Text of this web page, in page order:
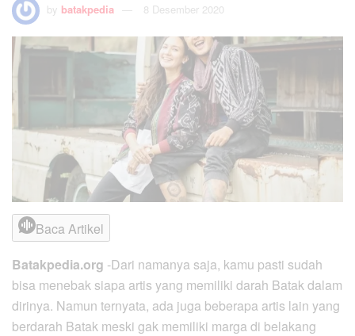
by batakpedia 8 Desember 2020
Baca Artikel
Batakpedia.org -Dari namanya saja, kamu pasti sudah
bisa menebak siapa artis yang memiliki darah Batak dalam
dirinya. Namun ternyata, ada juga beberapa artis lain yang
berdarah Batak meski gak memiliki marga di belakang